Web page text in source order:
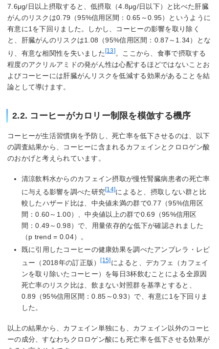
7.6μg/日以上摂取すると、低摂取（4.8μg/日以下）と比べた肝臓
がんのリスクは0.79（95%信用区間：0.65～0.95）というように
有意に1を下回りました。しかし、コーヒーの影響を取り除く
と、肝臓がんのリスクは1.08（95%信用区間：0.87～1.34）とな
り、有意な相関性を失いました [13] 。ここから、食事で摂取する
程度のアクリルアミドの発がん性は心配するほどではないことお
よびコーヒーには肝臓がんリスクを低減する効果があることを結
論として導けます。
2.2. コーヒーがカロリー制限を模倣する機序
コーヒーが生活習慣病を予防し、死亡率を低下させるのは、以下
の調査結果から、コーヒーに含まれるカフェインとクロロゲン酸
のおかげと考えられています。
清涼飲料水からのカフェイン摂取が慢性腎臓病患者の死亡率
に与える影響を調べた研究[14]によると、摂取しない群と比
較したハザード比は、中央値未満の群で0.77（95%信用区
間：0.60～1.00）、中央値以上の群で0.69（95%信用区
間：0.49～0.98）で、用量依存的な低下が確認されました
（p trend = 0.04）。
既に引用したコーヒーの健康効果を調べたアンブレラ・レビ
ュー（2018年の訂正版）[15]によると、デカフェ（カフェイ
ンを取り除いたコーヒー）を毎日3杯飲むことによる全原因
死亡率のリスク比は、飲まない対照群を基準とすると、
0.89（95%信用区間：0.85～0.93）で、有意に1を下回りま
した。
以上の結果から、カフェイン単独にも、カフェイン以外のコーヒ
ーの成分、すなわちクロロゲン酸にも死亡率を低下させる効果が